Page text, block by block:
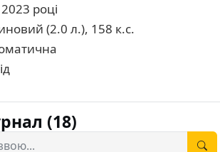
році
(2.0 л.), 158 к.с.
(18)